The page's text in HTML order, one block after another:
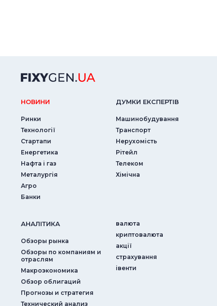
НОВИНИ
Ринки
Технології
Стартапи
Енергетика
Нафта і газ
Металургія
Агро
Банки
ДУМКИ ЕКСПЕРТIВ
Машинобудування
Транспорт
Нерухомість
Рітейл
Телеком
Хімічна
АНАЛIТИКА
Обзоры рынка
Обзоры по компаниям и
отраслям
Макроэкономика
Обзор облигаций
Прогнозы и стратегия
Технический анализ
валюта
криптовалюта
акції
страхування
iвенти